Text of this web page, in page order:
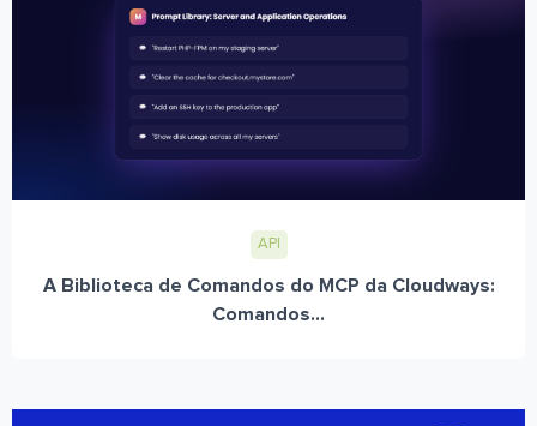
API
A Biblioteca de Comandos do MCP da Cloudways:
Comandos...